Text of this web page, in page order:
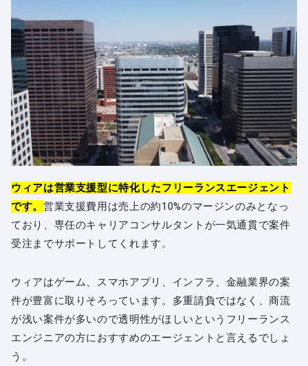
ウィアは営業支援型に特化したフリーランスエージェント
です。 営業支援費用は売上の約10%のマージンのみとなっ
ており、専任のキャリアコンサルタントが一気通貫で案件
受注までサポートしてくれます。
ウィアはゲーム、スマホアプリ、インフラ、金融業界の案
件が豊富に取りそろっています。多重請負ではなく、商流
が浅い案件が多いので透明性がほしいというフリーランス
エンジニアの方におすすめのエージェントと言えるでしょ
う。